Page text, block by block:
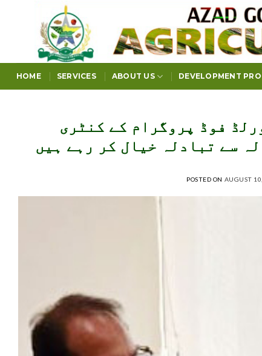
HOME SERVICES ABOUT US DEVELOPMENT
فوڈ پروگرام کے کنٹری
سے تبادلہ خیال کر رہے ہیں
POSTED ON AUGUST